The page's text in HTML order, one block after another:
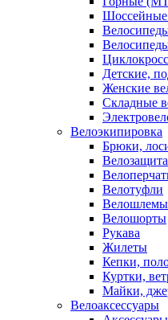
Шоссейные
Детские,
Женские
Складные
Велоэкипировка
Брюки,
Велозащита
Велотуфли
Велошлемы
Велошорты
Рукава
Жилеты
Кепки,
Куртки,
Майки,
Велоаксессуары